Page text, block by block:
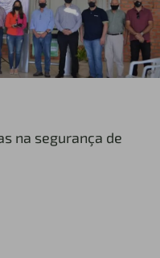
na segurança de